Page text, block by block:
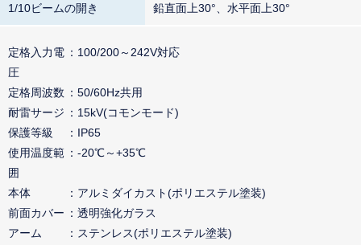
1/10ビームの開き 鉛直面上30°、水平面上30°
定格入力電
圧
100/200～242V対応
定格周波数
50/60Hz共用
耐雷サージ
15kV(コモンモード)
保護等級
IP65
使用温度範
囲
-20℃～+35℃
本体
アルミダイカスト(ポリエステル塗装)
前面カバー
透明強化ガラス
アーム
ステンレス(ポリエステル塗装)